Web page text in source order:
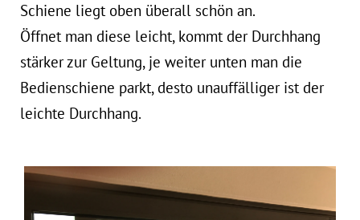
Schiene liegt oben überall schön an.
Öffnet man diese leicht, kommt der Durchhang
stärker zur Geltung, je weiter unten man die
Bedienschiene parkt, desto unauffälliger ist der
leichte Durchhang.